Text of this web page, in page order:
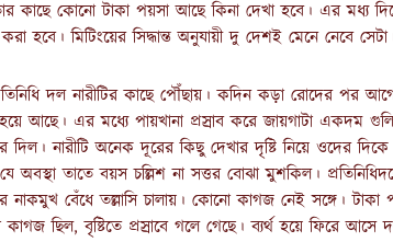
কাছে কোনো টাকা পয়সা আছে কিনা দেখা হবে। এর মধ্য
হবে। মিটিংয়ের সিদ্ধান্ত অনুযায়ী দু দেশই মেনে নেবে
দল নারীটির কাছে পৌঁছায়। কদিন কড়া রোদের পর
আছে। এর মধ্যে পায়খানা প্রস্রাব করে জায়গাটা একদম
নারীটি অনেক দূরের কিছু দেখার দৃষ্টি নিয়ে ওদের দিকে
তাতে বয়স চল্লিশ না সত্তর বোঝা মুশকিল।
নাকমুখ বেঁধে তল্লাসি চালায়। কোনো কাগজ নেই সঙ্গে। টাকা
ছিল, বৃষ্টিতে প্রস্রাবে গলে গেছে। ব্যর্থ হয়ে ফিরে আসে